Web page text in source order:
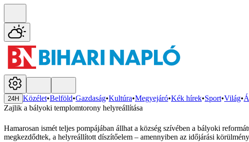
24H Közélet•Belföld•Gazdaság•Kultúra•Megyejáró•Kék hírek•Sport•Világ•
Zajlik a bályoki templomtorony helyreállítása
Hamarosan ismét teljes pompájában állhat a község szívében a bályoki
megkezdődtek, a helyreállított díszítőelem – amennyiben az időjárási